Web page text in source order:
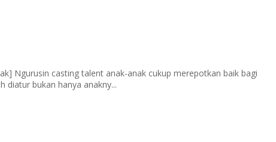
Ngurusin casting talent anak-anak cukup merepotkan baik bagi
diatur bukan hanya anakny...